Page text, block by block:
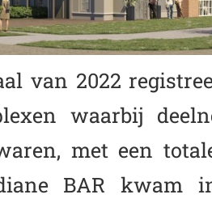
van 2022
waarbij
met een
BAR kwam